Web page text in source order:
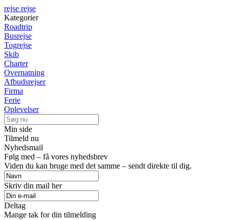
rejse rejse
Kategorier
Roadtrip
Busrejse
Togrejse
Skib
Charter
Overnatning
Afbudsrejser
Firma
Ferie
Oplevelser
Min side
Tilmeld nu
Nyhedsmail
Følg med – få vores nyhedsbrev
Viden du kan bruge med det samme – sendt direkte til dig.
Skriv din mail her
Deltag
Mange tak for din tilmelding